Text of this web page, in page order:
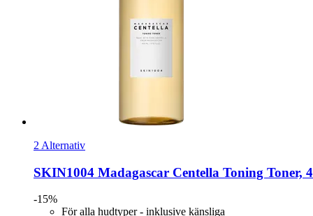
2 Alternativ
SKIN1004 Madagascar Centella Toning Toner,
-15%
För alla hudtyper - inklusive känsliga